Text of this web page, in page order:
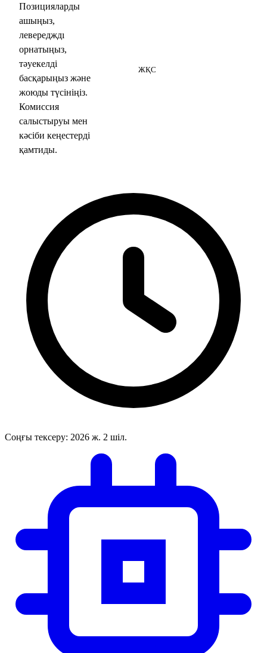
Позицияларды
ашыңыз,
левередждı
орнатыңыз,
тәуекелді
басқарыңыз және
жоюды түсініңіз.
Комиссия
салыстыруы мен
кәсіби кеңестерді
қамтиды.
ЖҚС
Соңғы тексеру: 2026 ж. 2 шіл.